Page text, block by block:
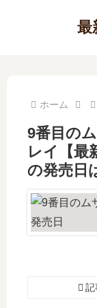
最
ホーム
9番目の
レイ【最
の発売日
記